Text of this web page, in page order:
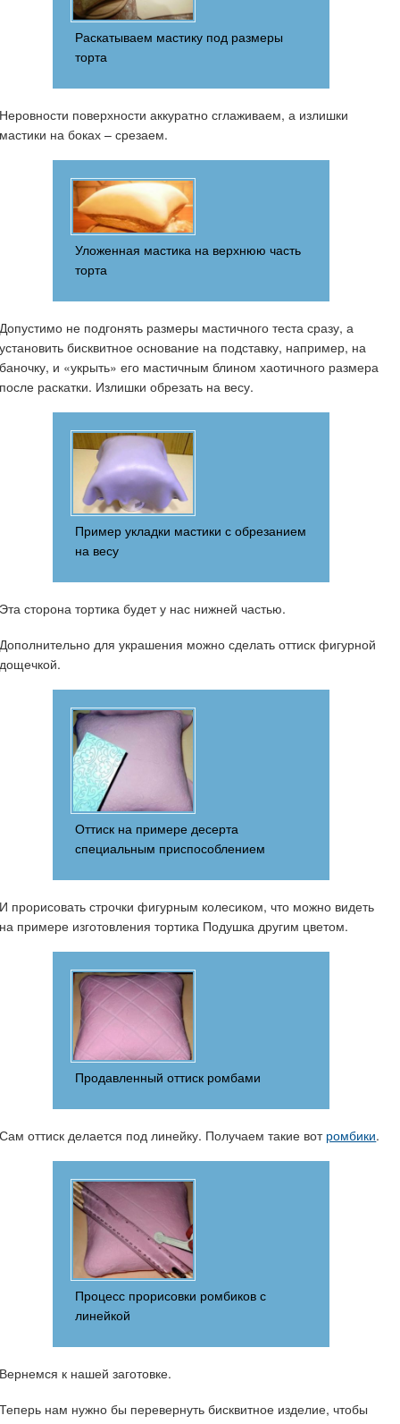
Раскатываем мастику под размеры
торта
Неровности поверхности аккуратно сглаживаем, а излишки
мастики на боках – срезаем.
Уложенная мастика на верхнюю часть
торта
Допустимо не подгонять размеры мастичного теста сразу, а
установить бисквитное основание на подставку, например, на
баночку, и «укрыть» его мастичным блином хаотичного размера
после раскатки. Излишки обрезать на весу.
Пример укладки мастики с обрезанием
на весу
Эта сторона тортика будет у нас нижней частью.
Дополнительно для украшения можно сделать оттиск фигурной
дощечкой.
Оттиск на примере десерта
специальным приспособлением
И прорисовать строчки фигурным колесиком, что можно видеть
на примере изготовления тортика Подушка другим цветом.
Продавленный оттиск ромбами
Сам оттиск делается под линейку. Получаем такие вот ромбики.
Процесс прорисовки ромбиков с
линейкой
Вернемся к нашей заготовке.
Теперь нам нужно бы перевернуть бисквитное изделие, чтобы